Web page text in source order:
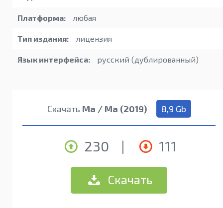
Платформа: любая
Тип издания: лицензия
Язык интерфейса: русский (дублированный)
Скачать Ма / Ma (2019) 8,9 Gb
230 | 111
Скачать